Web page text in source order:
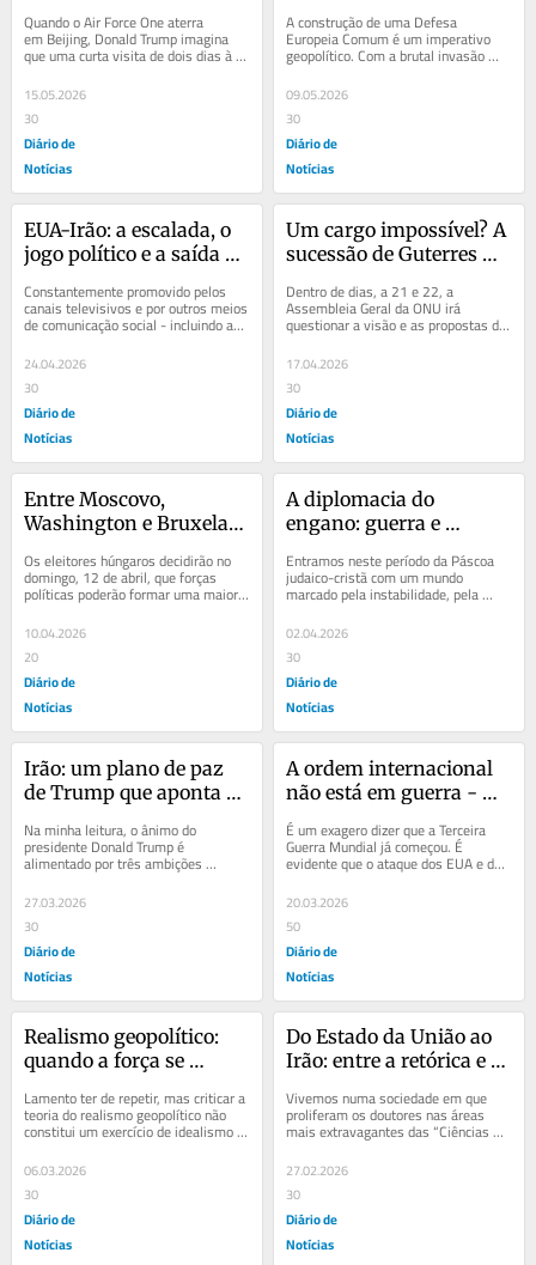
Quando o Air Force One aterra
em Beijing, Donald Trump imagina
que uma curta visita de dois dias à
China será consagrada pelo
eleitorado...
15.05.2026
30
Diário de
Notícias
A construção de uma Defesa
Europeia Comum é um imperativo
geopolítico. Com a brutal invasão
russa da Ucrânia, em fevereiro de
2022, a questão...
09.05.2026
30
Diário de
Notícias
EUA-Irão: a escalada, o
jogo político e a saída
Constantemente promovido pelos
canais televisivos e por outros meios
de comunicação social - incluindo as
plataformas digitais –, o
espetáculo...
24.04.2026
30
Diário de
Notícias
Um cargo impossível? A
sucessão de Guterres
Dentro de dias, a 21 e 22, a
Assembleia Geral da ONU irá
questionar a visão e as propostas de
cada um dos candidatos a secretário-
geral. António...
17.04.2026
30
Diário de
Notícias
Entre Moscovo,
Washington e Bruxelas:
Orbán
Os eleitores húngaros decidirão no
domingo, 12 de abril, que forças
políticas poderão formar uma maioria
no Parlamento Nacional e,...
10.04.2026
20
Diário de
Notícias
A diplomacia do
engano: guerra e
Páscoa
Entramos neste período da Páscoa
judaico-cristã com um mundo
marcado pela instabilidade, pela
violência prolongada e por uma
inquietante...
02.04.2026
30
Diário de
Notícias
Irão: um plano de paz
de Trump que aponta
guerra
Na minha leitura, o ânimo do
presidente Donald Trump é
alimentado por três ambições
centrais: ser ele e fazer os seus
serem tão mais ricos...
27.03.2026
30
Diário de
Notícias
A ordem internacional
não está em guerra -
É um exagero dizer que a Terceira
Guerra Mundial já começou. É
evidente que o ataque dos EUA e de
Israel contra o Irão veio agravar
profundamente...
20.03.2026
50
Diário de
Notícias
Realismo geopolítico:
quando a força se
Internacional
Lamento ter de repetir, mas criticar a
teoria do realismo geopolítico não
constitui um exercício de idealismo
06.03.2026
30
Diário de
Notícias
Do Estado da União ao
Irão: entre a retórica e o
Vivemos numa sociedade em que
proliferam os doutores nas áreas
mais extravagantes das “Ciências
Políticas”. Muitos deles fazem
comentários nos...
27.02.2026
30
Diário de
Notícias